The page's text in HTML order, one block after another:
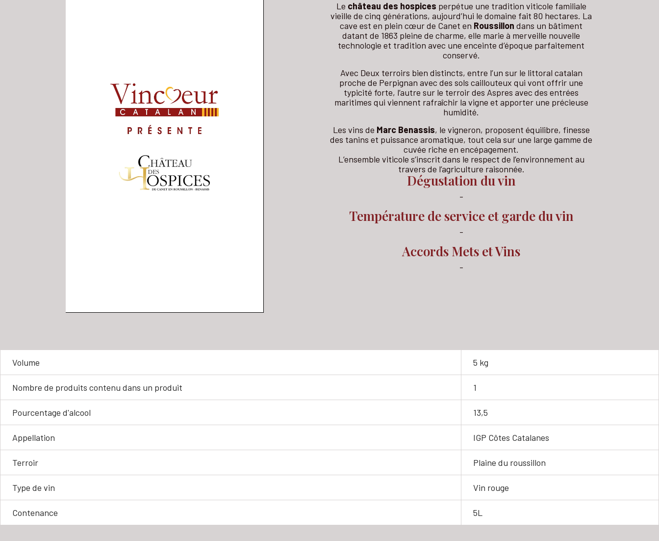
Le château des hospices perpétue une tradition viticole familiale
vieille de cinq générations, aujourd’hui le domaine fait 80 hectares. La
cave est en plein cœur de Canet en Roussillon dans un bâtiment
datant de 1863 pleine de charme, elle marie à merveille nouvelle
technologie et tradition avec une enceinte d’époque parfaitement
conservé.
Avec Deux terroirs bien distincts, entre l’un sur le littoral catalan
proche de Perpignan avec des sols caillouteux qui vont offrir une
typicité forte, l’autre sur le terroir des Aspres avec des entrées
maritimes qui viennent rafraîchir la vigne et apporter une précieuse
humidité.
Les vins de Marc Benassis, le vigneron, proposent équilibre, finesse
des tanins et puissance aromatique, tout cela sur une large gamme de
cuvée riche en encépagement.
L’ensemble viticole s’inscrit dans le respect de l’environnement au
travers de l’agriculture raisonnée.
Dégustation du vin
-
Température de service et garde du vin
-
Accords Mets et Vins
-
Volume 5 kg
Nombre de produits contenu dans un produit 1
Pourcentage d'alcool 13,5
Appellation IGP Côtes Catalanes
Terroir Plaine du roussillon
Type de vin Vin rouge
Contenance 5L